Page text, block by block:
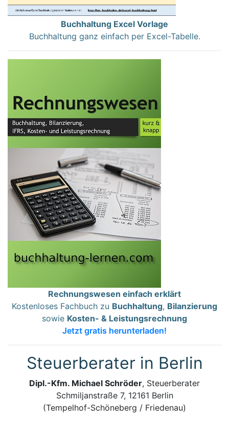
Buchhaltung Excel Vorlage
Buchhaltung ganz einfach per Excel-Tabelle.
Rechnungswesen einfach erklärt
Kostenloses Fachbuch zu Buchhaltung, Bilanzierung
sowie Kosten- & Leistungsrechnung
Jetzt gratis herunterladen!
Steuerberater in Berlin
Dipl.-Kfm. Michael Schröder, Steuerberater
Schmiljanstraße 7, 12161 Berlin
(Tempelhof-Schöneberg / Friedenau)